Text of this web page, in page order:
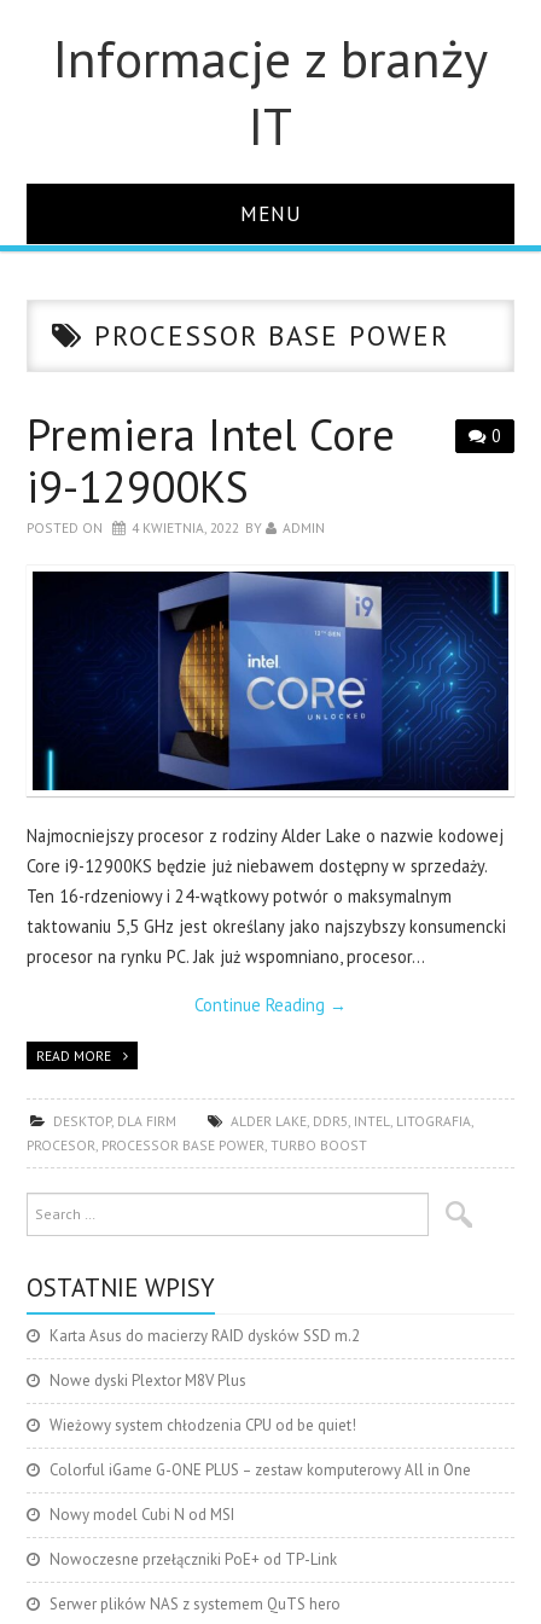
Informacje z branży
IT
MENU
DLA FIRM
MONITORY
SERWERY
O NAS
PROCESSOR BASE POWER
0
Premiera Intel Core
i9-12900KS
POSTED ON 4 KWIETNIA, 2022 BY ADMIN
Najmocniejszy procesor z rodziny Alder Lake o nazwie kodowej
Core i9-12900KS będzie już niebawem dostępny w sprzedaży.
Ten 16-rdzeniowy i 24-wątkowy potwór o maksymalnym
taktowaniu 5,5 GHz jest określany jako najszybszy konsumencki
procesor na rynku PC. Jak już wspomniano, procesor…
Continue Reading →
READ MORE
DESKTOP, DLA FIRM ALDER LAKE, DDR5, INTEL, LITOGRAFIA,
PROCESOR, PROCESSOR BASE POWER,TURBO BOOST
OSTATNIE WPISY
Karta Asus do macierzy RAID dysków SSD m.2
Nowe dyski Plextor M8V Plus
Wieżowy system chłodzenia CPU od be quiet!
Colorful iGame G-ONE PLUS – zestaw komputerowy All in One
Nowy model Cubi N od MSI
Nowoczesne przełączniki PoE+ od TP-Link
Serwer plików NAS z systemem QuTS hero